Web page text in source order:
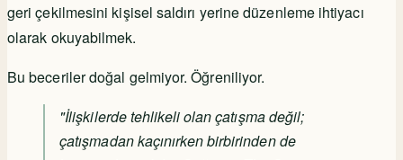
geri çekilmesini kişisel saldırı yerine düzenleme ihtiyacı
olarak okuyabilmek.
Bu beceriler doğal gelmiyor. Öğreniliyor.
"İlişkilerde tehlikeli olan çatışma değil;
çatışmadan kaçınırken birbirinden de